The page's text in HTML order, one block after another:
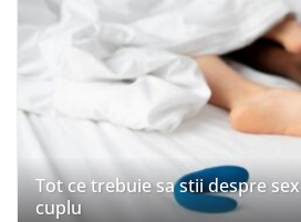
Tot ce trebuie sa stii despre
cuplu